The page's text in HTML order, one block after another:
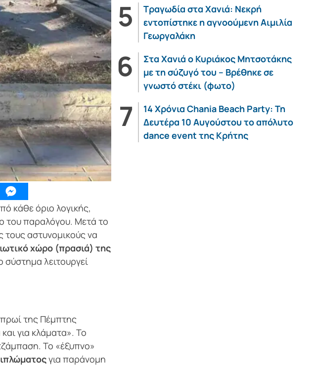
κάθε όριο λογικής,
του παραλόγου. Μετά το
τους αστυνομικούς να
χώρο (πρασιά) της
σύστημα λειτουργεί
της Πέμπτης
για κλάματα». Το
Το «έξυπνο»
για παράνομη
Τραγωδία στα Χανιά: Νεκρή
εντοπίστηκε η αγνοούμενη Αιμιλία
Γεωργαλάκη
Στα Χανιά ο Κυριάκος Μητσοτάκης
με τη σύζυγό του – Βρέθηκε σε
γνωστό στέκι (φωτο)
14 Χρόνια Chania Beach Party: Τη
Δευτέρα 10 Αυγούστου το απόλυτο
dance event της Κρήτης